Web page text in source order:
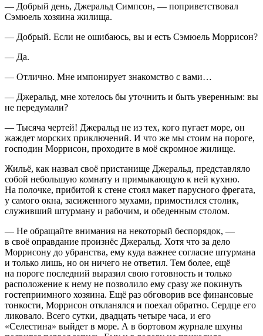
— Добрый день, Джеральд Симпсон, — поприветствовал
Сэмюель хозяина жилища.
— Добрый. Если не ошибаюсь, вы и есть Сэмюель Моррисон?
— Да.
— Отлично. Мне импонирует знакомство с вами…
— Джеральд, мне хотелось бы уточнить и быть уверенным: вы
не передумали?
— Тысяча чертей! Джеральд не из тех, кого пугает море, он
жаждет морских приключений. И что же мы стоим на пороге,
господин Моррисон, проходите в моё скромное жилище.
Жильё, как назвал своё пристанище Джеральд, представляло
собой небольшую комнату и примыкающую к ней кухню.
На полочке, прибитой к стене стоял макет парусного фрегата,
у самого окна, засиженного мухами, примостился столик,
служивший штурману и рабочим, и обеденным столом.
— Не обращайте внимания на некоторый беспорядок, —
в своё оправдание произнёс Джеральд. Хотя что за дело
Моррисону до убранства, ему куда важнее согласие штурмана
и только лишь, но он ничего не ответил. Тем более, ещё
на пороге последний выразил свою готовность и только
расположение к нему не позволило ему сразу же покинуть
гостеприимного хозяина. Ещё раз обговорив все финансовые
тонкости, Моррисон откланялся и поехал обратно. Сердце его
ликовало. Всего сутки, двадцать четыре часа, и его
«Селестина» выйдет в море. А в бортовом журнале шхуны